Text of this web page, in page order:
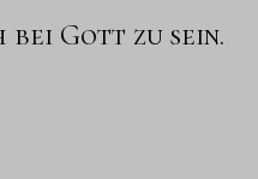
bei Gott zu sein.